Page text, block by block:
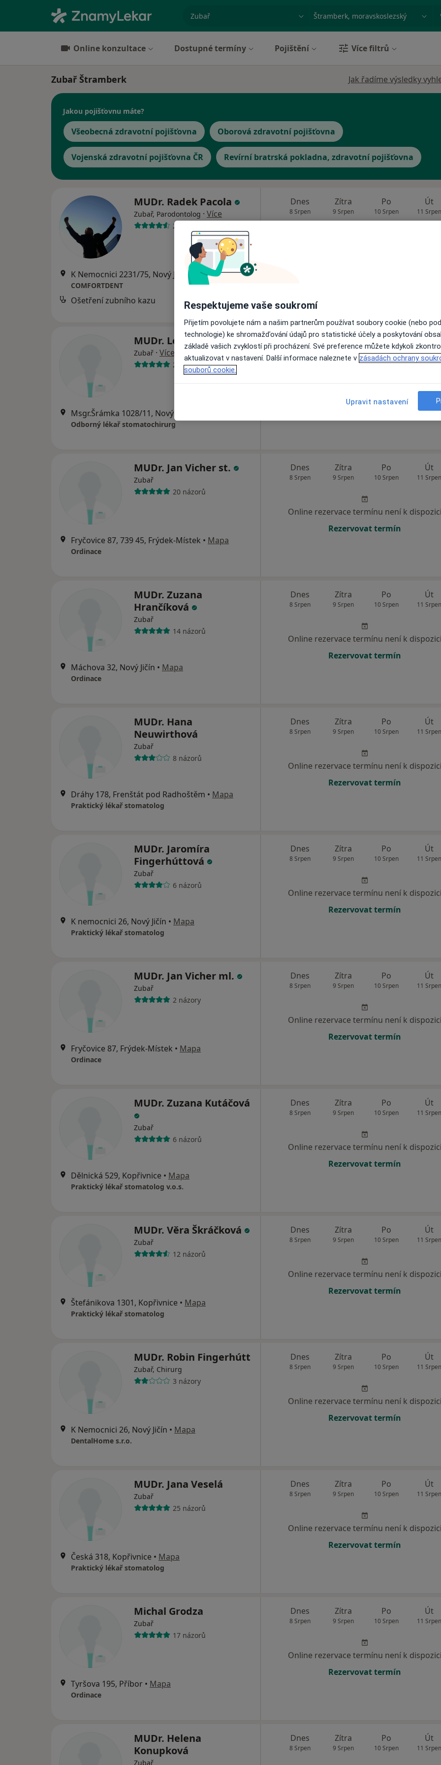
specializace, nemoc nebo příjmeníMěsto nebo region
Online konzultace Dostupné termíny Pojištění Více filtrů
Zubař Štramberk Jak řadíme výsledky
Jakou pojišťovnu máte?
Všeobecná zdravotní pojišťovna Oborová zdravotní pojišťovna
Vojenská zdravotní pojišťovna ČR Revírní bratrská pokladna, zdravotní pojišťovna
MUDr. Radek Pacola
Zubař, Parodontolog · Více
26 názorů
K Nemocnici 2231/75, Nový Jičín Mapa
COMFORTDENT
Ošetření zubního kazu od 532 kč
Dnes
8 Srpen
Zítra
9 Srpen
Po
10 Srpen
Út
11 Srpen
MUDr. Lenka Bialková
Zubař · Více
22 názorů
Msgr.Šrámka 1028/11, Nový Jičín
Odborný lékař stomatochirurg
Dnes
8 Srpen
Zítra
9 Srpen
Po
10 Srpen
Út
11
Rezervovat termín
MUDr. Jan Vicher st.
Zubař
20 názorů
Fryčovice 87, 739 45, Frýdek-Místek • Mapa
Ordinace
Dnes
8 Srpen
Zítra
9 Srpen
Po
10 Srpen
Út
11 Srpen
Online rezervace termínu není k dispozici
Rezervovat termín
MUDr. Zuzana
Hrančíková
Zubař
14 názorů
Máchova 32, Nový Jičín • Mapa
Ordinace
Dnes
8 Srpen
Zítra
9 Srpen
Po
10 Srpen
Út
11 Srpen
Online rezervace termínu není k dispozici
Rezervovat termín
MUDr. Hana
Neuwirthová
Zubař
8 názorů
Dráhy 178, Frenštát pod Radhoštěm • Mapa
Praktický lékař stomatolog
Dnes
8 Srpen
Zítra
9 Srpen
Po
10 Srpen
Út
11 Srpen
Online rezervace termínu není k dispozici
Rezervovat termín
MUDr. Jaromíra
Fingerhúttová
Zubař
6 názorů
K nemocnici 26, Nový Jičín • Mapa
Praktický lékař stomatolog
Dnes
8 Srpen
Zítra
9 Srpen
Po
10 Srpen
Út
11 Srpen
Online rezervace termínu není k dispozici
Rezervovat termín
MUDr. Jan Vicher ml.
Zubař
2 názory
Fryčovice 87, Frýdek-Místek • Mapa
Ordinace
Dnes
8 Srpen
Zítra
9 Srpen
Po
10 Srpen
Út
11 Srpen
Online rezervace termínu není k dispozici
Rezervovat termín
MUDr. Zuzana Kutáčová
Zubař
6 názorů
Dělnická 529, Kopřivnice • Mapa
Praktický lékař stomatolog v.o.s.
Dnes
8 Srpen
Zítra
9 Srpen
Po
10 Srpen
Út
11 Srpen
Online rezervace termínu není k dispozici
Rezervovat termín
MUDr. Věra Škráčková
Zubař
12 názorů
Štefánikova 1301, Kopřivnice • Mapa
Praktický lékař stomatolog
Dnes
8 Srpen
Zítra
9 Srpen
Po
10 Srpen
Út
11 Srpen
Online rezervace termínu není k dispozici
Rezervovat termín
MUDr. Robin Fingerhútt
Zubař, Chirurg
3 názory
K Nemocnici 26, Nový Jičín • Mapa
DentalHome s.r.o.
Dnes
8 Srpen
Zítra
9 Srpen
Po
10 Srpen
Út
11 Srpen
Online rezervace termínu není k dispozici
Rezervovat termín
MUDr. Jana Veselá
Zubař
25 názorů
Česká 318, Kopřivnice • Mapa
Praktický lékař stomatolog
Dnes
8 Srpen
Zítra
9 Srpen
Po
10 Srpen
Út
11 Srpen
Online rezervace termínu není k dispozici
Rezervovat termín
Michal Grodza
Zubař
17 názorů
Tyršova 195, Příbor • Mapa
Ordinace
Dnes
8 Srpen
Zítra
9 Srpen
Po
10 Srpen
Út
11 Srpen
Online rezervace termínu není k dispozici
Rezervovat termín
MUDr. Helena
Konupková
Zubař
Dnes
8 Srpen
Zítra
9 Srpen
Po
10 Srpen
Út
11 Srpen
Respektujeme vaše soukromí
Přijetím povolujete nám a našim partnerům používat soubory cookie (nebo
technologie) ke shromažďování údajů pro statistické účely a poskytování
základě vašich zvyklostí při procházení. Své preference můžete kdykoli
aktualizovat v nastavení. Další informace naleznete v zásadách ochrany
souborů cookie.
Upravit nastavení